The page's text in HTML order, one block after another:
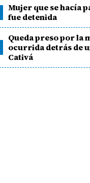
Mujer que se hacía
fue detenida
Queda preso por la
ocurrida detrás de
Cativá